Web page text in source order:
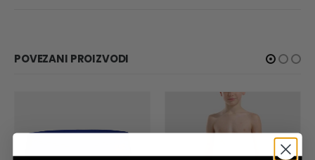
POVEZANI PROIZVODI